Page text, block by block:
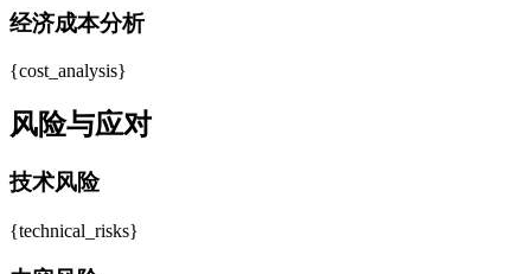
经济成本分析
{cost_analysis}
风险与应对
技术风险
{technical_risks}